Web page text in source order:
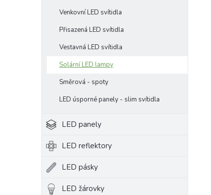
Venkovní LED svítidla
Přisazená LED svítidla
Vestavná LED svítidla
Solární LED lampy
Směrová - spoty
LED úsporné panely - slim svítidla
LED panely
LED reflektory
LED pásky
LED žárovky